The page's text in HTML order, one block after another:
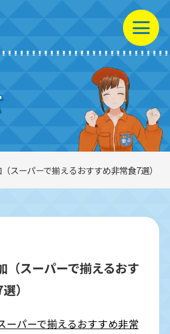
＆灯油プラス1缶
コラム一覧
ライブラリー
お知らせ
スーパーで揃えるおすすめ非常食7選）
（スーパーで揃えるおす
）
ーパーで揃えるおすすめ非常